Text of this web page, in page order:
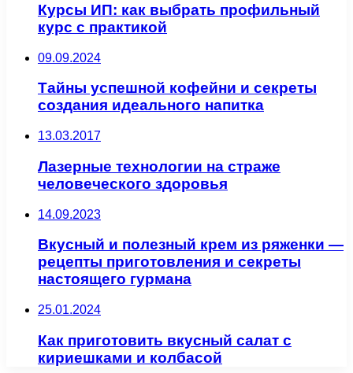
Курсы ИП: как выбрать профильный
курс с практикой
09.09.2024
Тайны успешной кофейни и секреты
создания идеального напитка
13.03.2017
Лазерные технологии на страже
человеческого здоровья
14.09.2023
Вкусный и полезный крем из ряженки —
рецепты приготовления и секреты
настоящего гурмана
25.01.2024
Как приготовить вкусный салат с
кириешками и колбасой